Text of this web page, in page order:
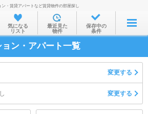
お部屋を探す
沿線・駅から
住所から
物件特集から
・賃貸アパートなど賃貸物件の部屋探し
気になる
リスト
最近見た
物件
保存中の
条件
ン・アパート一覧
変更する
変更する